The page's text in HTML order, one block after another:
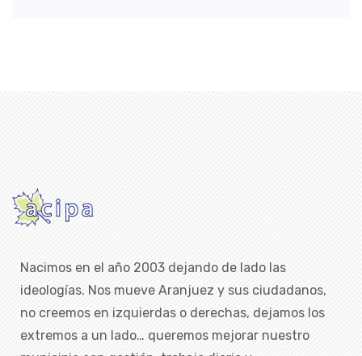
Nacimos en el año 2003 dejando de lado las
ideologías. Nos mueve Aranjuez y sus ciudadanos,
no creemos en izquierdas o derechas, dejamos los
extremos a un lado… queremos mejorar nuestro